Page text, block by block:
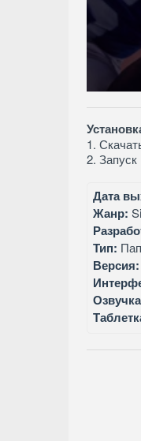
1.
2.
Дата
Жанр:
Тип:
Версия: